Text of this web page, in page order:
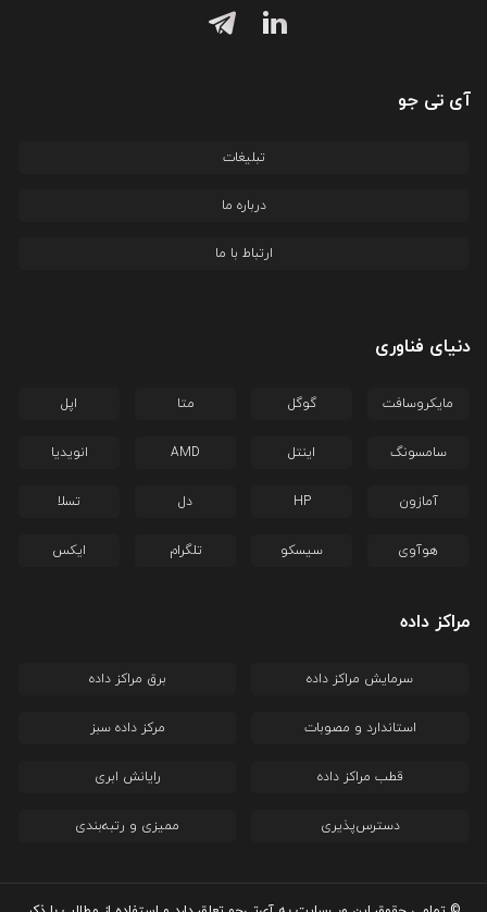
آی تی جو
تبلیغات
درباره ما
ارتباط با ما
دنیای فناوری
مایکروسافت گوگل متا اپل
سامسونگ اینتل AMD انویدیا
آمازون HP دل تسلا
هوآوی سیسکو تلگرام ایکس
مراکز داده
سرمایش مراکز داده برق مراکز داده
استاندارد و مصوبات مرکز داده سبز
قطب مراکز داده رایانش ابری
دسترس‌پذیری ممیزی و رتبه‌بندی